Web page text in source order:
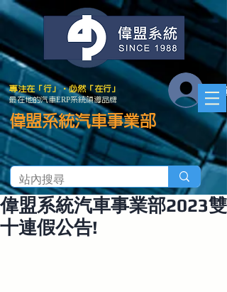
偉盟系統汽車事業部
專注在「行」．必然「在行」
最在地的汽車ERP系統領導品牌
會
偉盟系統汽車事業部2023雙
十連假公告!